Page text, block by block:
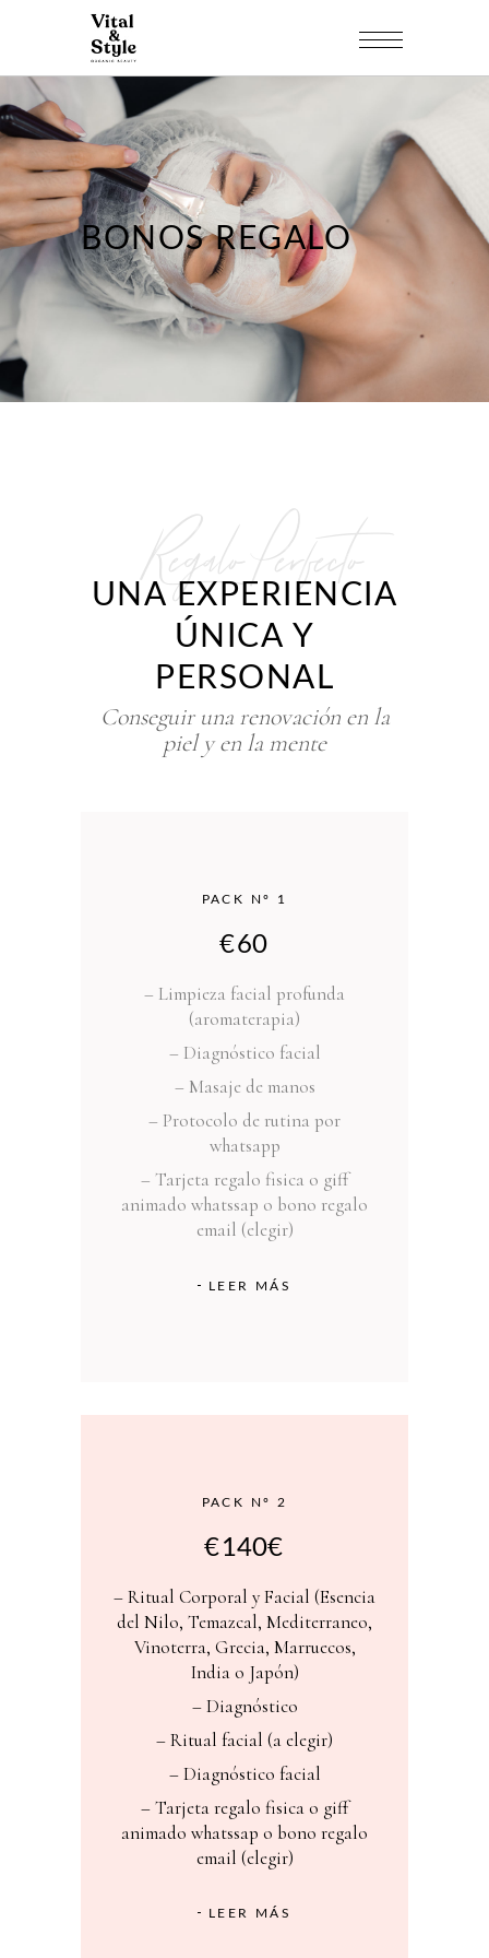
BONOS REGALO
Regalo Perfecto
UNA EXPERIENCIA
ÚNICA Y
PERSONAL
Conseguir una renovación en la
piel y en la mente
PACK Nº 1
€60
– Limpieza facial profunda
(aromaterapia)
– Diagnóstico facial
– Masaje de manos
– Protocolo de rutina por
whatsapp
– Tarjeta regalo fisica o giff
animado whatssap o bono regalo
email (elegir)
LEER MÁS
PACK Nº 2
€140€
– Ritual Corporal y Facial (Esencia
del Nilo, Temazcal, Mediterraneo,
Vinoterra, Grecia, Marruecos,
India o Japón)
– Diagnóstico
– Ritual facial (a elegir)
– Diagnóstico facial
–Tarjeta regalo fisica o giff
animado whatssap o bono regalo
email (elegir)
LEER MÁS